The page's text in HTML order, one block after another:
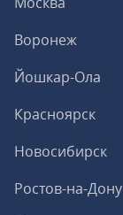
Воронеж
Йошкар-Ола
Красноярск
Новосибирск
Ростов-на-Дону